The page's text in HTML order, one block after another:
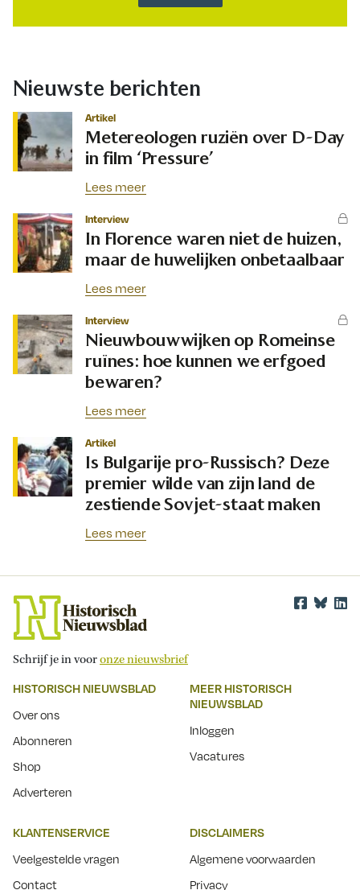
Nieuwste berichten
Artikel
Metereologen ruziën over D-Day
in film ‘Pressure’
Lees meer
Interview
In Florence waren niet de huizen,
maar de huwelijken onbetaalbaar
Lees meer
Interview
Nieuwbouwwijken op Romeinse
ruïnes: hoe kunnen we erfgoed
bewaren?
Lees meer
Artikel
Is Bulgarije pro-Russisch? Deze
premier wilde van zijn land de
zestiende Sovjet-staat maken
Lees meer
Schrijf je in vooronze nieuwsbrief
HISTORISCH NIEUWSBLAD
Over ons
Abonneren
Shop
Adverteren
MEER HISTORISCH
NIEUWSBLAD
Inloggen
Vacatures
KLANTENSERVICE
Veelgestelde vragen
Contact
DISCLAIMERS
Algemene voorwaarden
Privacy